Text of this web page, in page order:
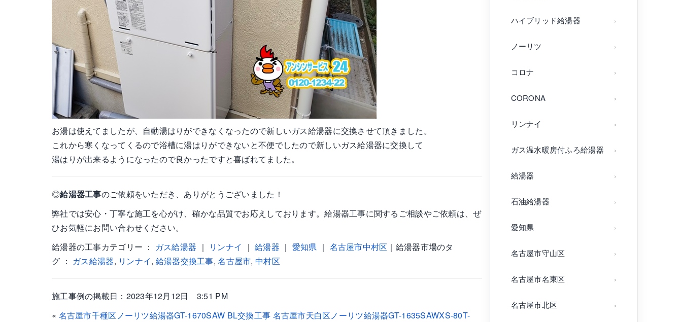
お湯は使えてましたが、自動湯はりができなくなったので新しいガス給湯器に交換させて頂きました。
これから寒くなってくるので浴槽に湯はりができないと不便でしたので新しいガス給湯器に交換して
湯はりが出来るようになったので良かったですと喜ばれてました。
◎給湯器工事のご依頼をいただき、ありがとうございました！
弊社では安心・丁寧な施工を心がけ、確かな品質でお応えしております。給湯器工事に関するご相談やご依頼は、ぜ
ひお気軽にお問い合わせください。
給湯器の工事カテゴリー ： ガス給湯器 ｜ リンナイ ｜給湯器 ｜ 愛知県 ｜ 名古屋市中村区 ｜給湯器市場のタ
グ ： ガス給湯器, リンナイ, 給湯器交換工事,名古屋市, 中村区
施工事例の掲載日：2023年12月12日 3:51 PM
« 名古屋市千種区ノーリツ給湯器GT-1670SAW BL交換工事 名古屋市天白区ノーリツ給湯器GT-1635SAWXS-80T-
ハイブリッド給湯器
ノーリツ
コロナ
CORONA
リンナイ
ガス温水暖房付ふろ給湯器
給湯器
石油給湯器
愛知県
名古屋市守山区
名古屋市名東区
名古屋市北区